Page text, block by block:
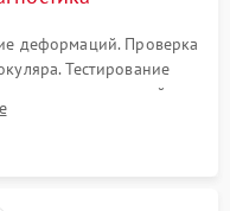
деформаций. Проверка
Тестирование
кольца отстройки
внутренних